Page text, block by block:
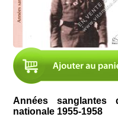
Années
nationale 1955-1958